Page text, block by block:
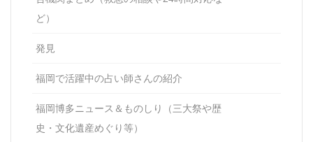
ど）
発見
福岡で活躍中の占い師さんの紹介
福岡博多ニュース＆ものしり（三大祭や歴
史・文化遺産めぐり等）